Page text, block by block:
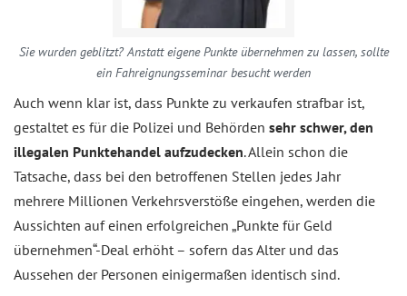
Sie wurden geblitzt? Anstatt eigene Punkte übernehmen zu lassen, sollte
ein Fahreignungsseminar besucht werden
Auch wenn klar ist, dass Punkte zu verkaufen strafbar ist,
gestaltet es für die Polizei und Behörden sehr schwer, den
illegalen Punktehandel aufzudecken. Allein schon die
Tatsache, dass bei den betroffenen Stellen jedes Jahr
mehrere Millionen Verkehrsverstöße eingehen, werden die
Aussichten auf einen erfolgreichen „Punkte für Geld
übernehmen“-Deal erhöht – sofern das Alter und das
Aussehen der Personen einigermaßen identisch sind.